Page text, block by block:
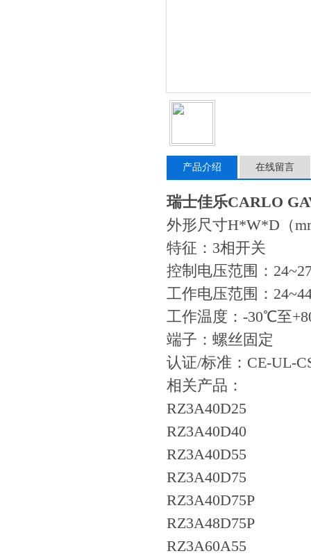
产品介绍 在线留言
瑞士佳乐CARLO
外形尺寸H*W*D（
特征：3相开关
控制电压范围：
工作电压范围：
工作温度：-30℃至
端子：螺丝固定
认证/标准：CE-UL-
相关